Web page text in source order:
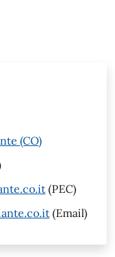
(CO)
(PEC)
(Email)